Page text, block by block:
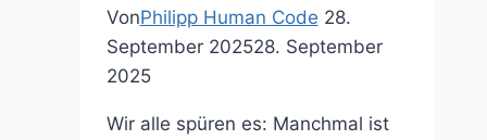
VonPhilipp Human Code 28.
September 202528. September
2025
Wir alle spüren es: Manchmal ist